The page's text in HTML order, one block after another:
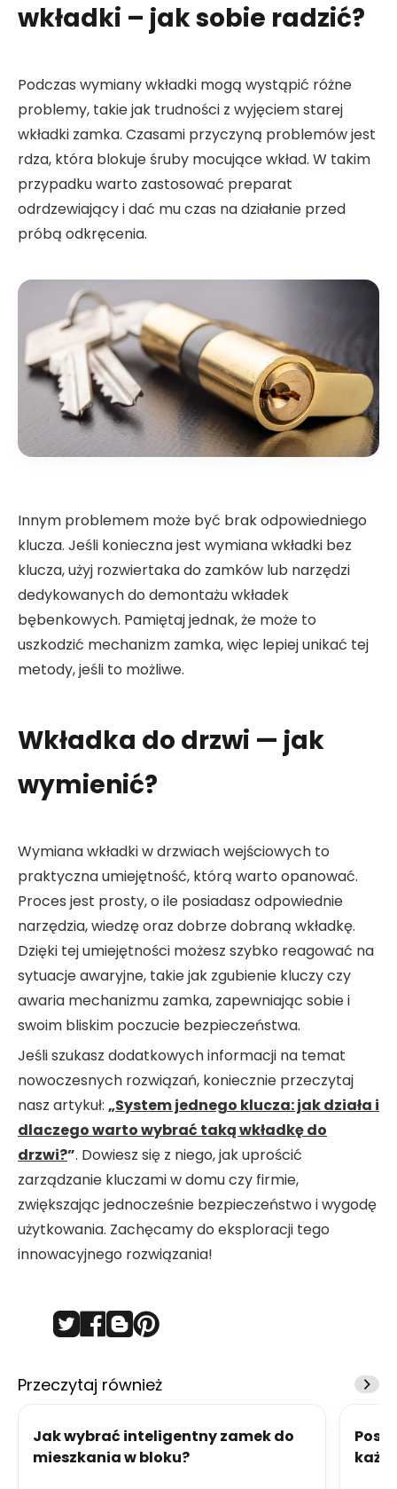
wkładki – jak sobie radzić?
Podczas wymiany wkładki mogą wystąpić różne
problemy, takie jak trudności z wyjęciem starej
wkładki zamka. Czasami przyczyną problemów jest
rdza, która blokuje śruby mocujące wkład. W takim
przypadku warto zastosować preparat
odrdzewiający i dać mu czas na działanie przed
próbą odkręcenia.
Innym problemem może być brak odpowiedniego
klucza. Jeśli konieczna jest wymiana wkładki bez
klucza, użyj rozwiertaka do zamków lub narzędzi
dedykowanych do demontażu wkładek
bębenkowych. Pamiętaj jednak, że może to
uszkodzić mechanizm zamka, więc lepiej unikać tej
metody, jeśli to możliwe.
Wkładka do drzwi — jak
wymienić?
Wymiana wkładki w drzwiach wejściowych to
praktyczna umiejętność, którą warto opanować.
Proces jest prosty, o ile posiadasz odpowiednie
narzędzia, wiedzę oraz dobrze dobraną wkładkę.
Dzięki tej umiejętności możesz szybko reagować na
sytuacje awaryjne, takie jak zgubienie kluczy czy
awaria mechanizmu zamka, zapewniając sobie i
swoim bliskim poczucie bezpieczeństwa.
Jeśli szukasz dodatkowych informacji na temat
nowoczesnych rozwiązań, koniecznie przeczytaj
nasz artykuł: „System jednego klucza: jak działa i
dlaczego warto wybrać taką wkładkę do
drzwi?”. Dowiesz się z niego, jak uprościć
zarządzanie kluczami w domu czy firmie,
zwiększając jednocześnie bezpieczeństwo i wygodę
użytkowania. Zachęcamy do eksploracji tego
innowacyjnego rozwiązania!
Przeczytaj również
Jak wybrać inteligentny zamek do
mieszkania w bloku?